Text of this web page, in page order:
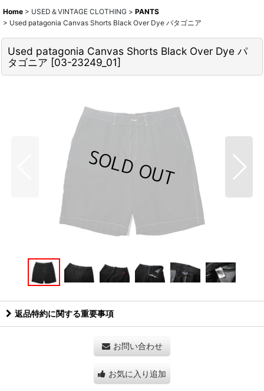
Home > USED＆VINTAGE CLOTHING > PANTS
> Used patagonia Canvas Shorts Black Over Dye パタゴニア
Used patagonia Canvas Shorts Black Over Dye パ
タゴニア [03-23249_01]
返品特約に関する重要事項
お問い合わせ
お気に入り追加